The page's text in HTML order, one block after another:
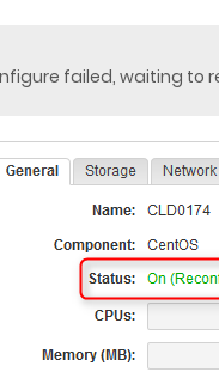
failed, waiting to